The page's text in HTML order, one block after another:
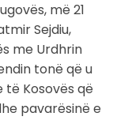
më 21
Sejdiu,
me Urdhrin
tonë që u
Kosovës që
pavarësinë e